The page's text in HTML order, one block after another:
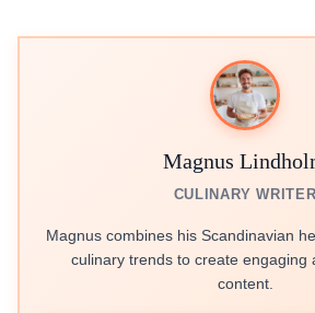
Magnus
CULINARY WRITER
Magnus combines his Scandinavian
culinary trends to create engaging
content.